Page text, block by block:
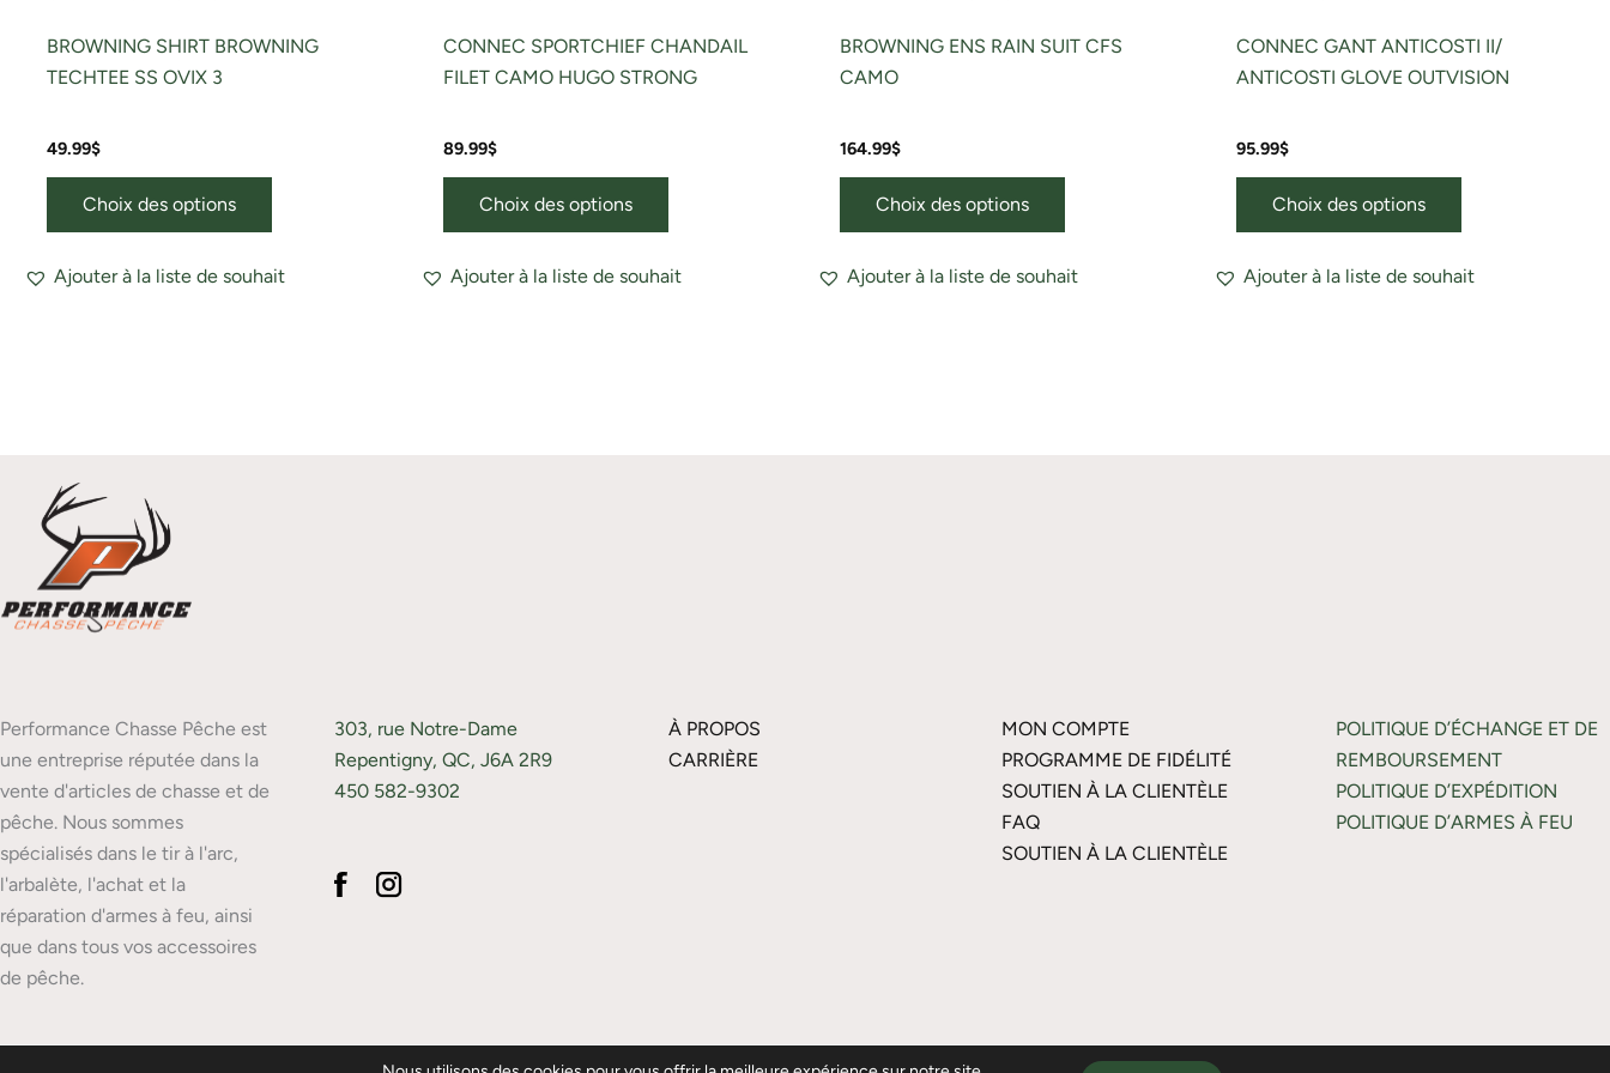
BROWNING SHIRT BROWNING
TECHTEE SS OVIX 3
49.99$
Choix des options
Ajouter à la liste de souhait
CONNEC SPORTCHIEF CHANDAIL
FILET CAMO HUGO STRONG
89.99$
Choix des options
Ajouter à la liste de souhait
BROWNING ENS RAIN SUIT CFS
CAMO
164.99$
Choix des options
Ajouter à la liste de souhait
CONNEC GANT ANTICOSTI II/
ANTICOSTI GLOVE OUTVISION
95.99$
Choix des options
Ajouter à la liste de souhait
Performance Chasse Pêche est
une entreprise réputée dans la
vente d'articles de chasse et de
pêche. Nous sommes
spécialisés dans le tir à l'arc,
l'arbalète, l'achat et la
réparation d'armes à feu, ainsi
que dans tous vos accessoires
de pêche.
303, rue Notre-Dame
Repentigny, QC, J6A 2R9
450 582-9302
À PROPOS
CARRIÈRE
MON COMPTE
PROGRAMME DE FIDÉLITÉ
SOUTIEN À LA CLIENTÈLE
FAQ
SOUTIEN À LA CLIENTÈLE
POLITIQUE D’ÉCHANGE ET DE
REMBOURSEMENT
POLITIQUE D’EXPÉDITION
POLITIQUE D’ARMES À FEU